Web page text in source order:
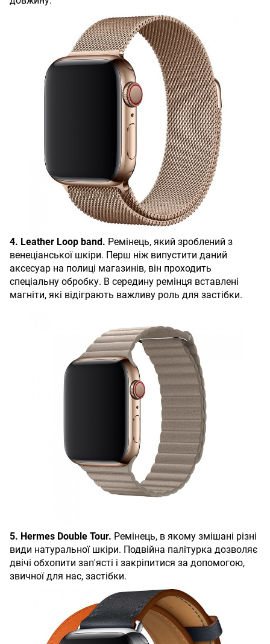
4. Leather Loop band. Ремінець, який зроблений з
венеціанської шкіри. Перш ніж випустити даний
аксесуар на полиці магазинів, він проходить
спеціальну обробку. В середину ремінця вставлені
магніти, які відіграють важливу роль для застібки.
5. Hermes Double Tour. Ремінець, в якому змішані різні
види натуральної шкіри. Подвійна палітурка дозволяє
двічі обхопити зап'ясті і закріпитися за допомогою,
звичної для нас, застібки.